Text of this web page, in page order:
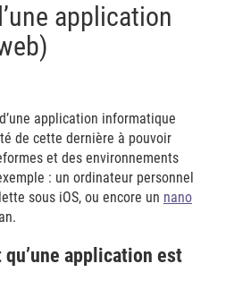
application
application informatique
de cette dernière à pouvoir
et des environnements
: un ordinateur personnel
sous iOS, ou encore un nano
qu’une application est